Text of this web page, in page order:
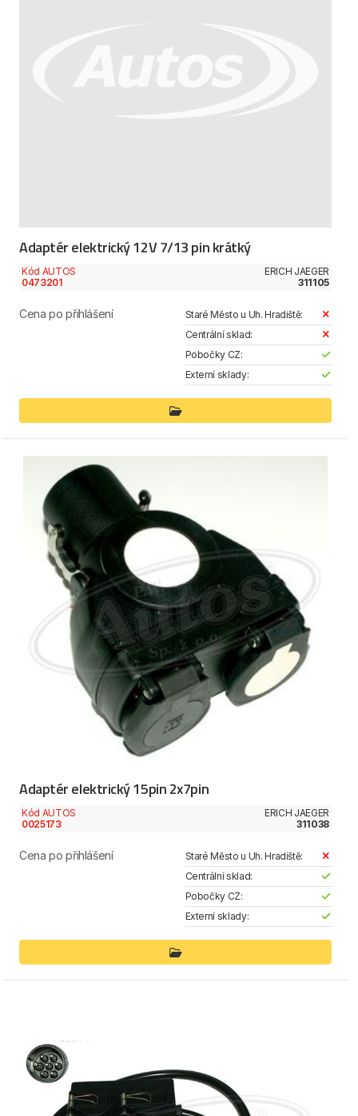
Adaptér elektrický 12V 7/13 pin krátký
Kód AUTOS
0473201
ERICH JAEGER
311105
Cena po přihlášení
Staré Město u Uh. Hradiště:
Centrální sklad:
Pobočky CZ:
Externí sklady:
Adaptér elektrický 15pin 2x7pin
Kód AUTOS
0025173
ERICH JAEGER
311038
Cena po přihlášení
Staré Město u Uh. Hradiště:
Centrální sklad:
Pobočky CZ:
Externí sklady: